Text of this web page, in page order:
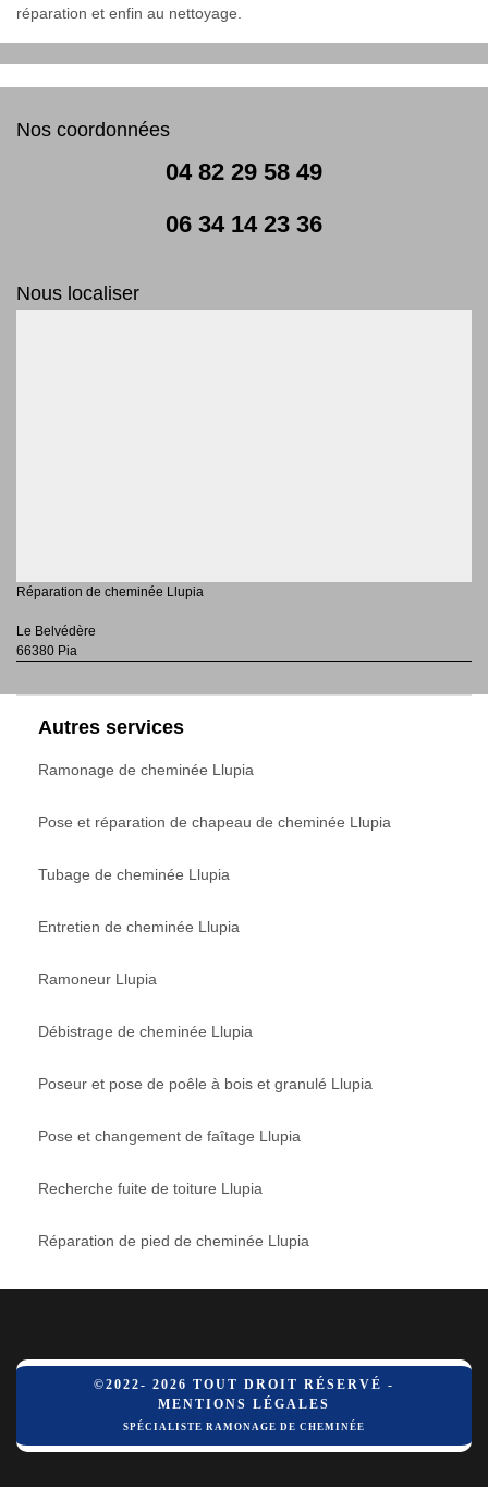
réparation et enfin au nettoyage.
Nos coordonnées
04 82 29 58 49
06 34 14 23 36
Nous localiser
Réparation de cheminée Llupia
Le Belvédère
66380 Pia
Autres services
Ramonage de cheminée Llupia
Pose et réparation de chapeau de cheminée Llupia
Tubage de cheminée Llupia
Entretien de cheminée Llupia
Ramoneur Llupia
Débistrage de cheminée Llupia
Poseur et pose de poêle à bois et granulé Llupia
Pose et changement de faîtage Llupia
Recherche fuite de toiture Llupia
Réparation de pied de cheminée Llupia
©2022- 2026 TOUT DROIT RÉSERVÉ -
MENTIONS LÉGALES
SPÉCIALISTE RAMONAGE DE CHEMINÉE